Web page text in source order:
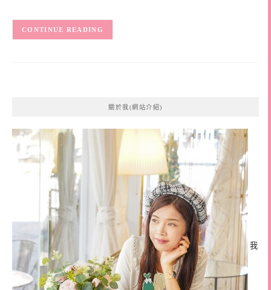
CONTINUE READING
關於我(網站介紹)
我